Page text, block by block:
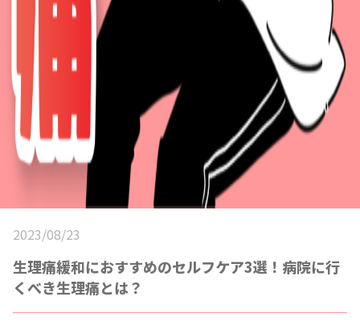
2023/08/23
生理痛緩和におすすめのセルフケア3選！病院に行
くべき生理痛とは？